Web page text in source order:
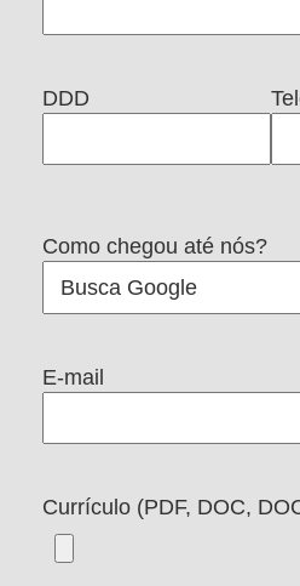
DDD
Como chegou até nós?
E-mail
Currículo (PDF, DOC,